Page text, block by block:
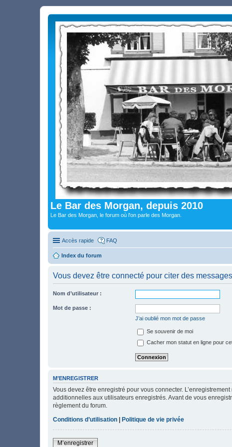
Le Bar des Morgan, depuis 2010
Le Bar des Morgan, le forum où l'on parle des Morgan.
Accès rapide FAQ
Index du forum
Vous devez être connecté pour citer des
Nom d’utilisateur :
Mot de passe :
J’ai oublié mon mot de passe
Se souvenir de moi
Cacher mon statut en ligne pour
M’ENREGISTRER
Vous devez être enregistré pour vous connecter.
additionnelles aux utilisateurs enregistrés. Avant de vous
règlement du forum.
Conditions d’utilisation
Politique de vie privée
M’enregistrer